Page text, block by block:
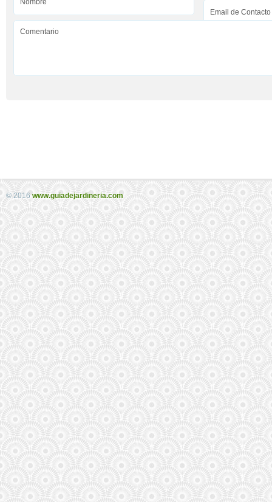
© 2016www.guiadejardineria.com